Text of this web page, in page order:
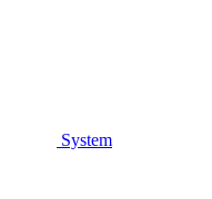
System